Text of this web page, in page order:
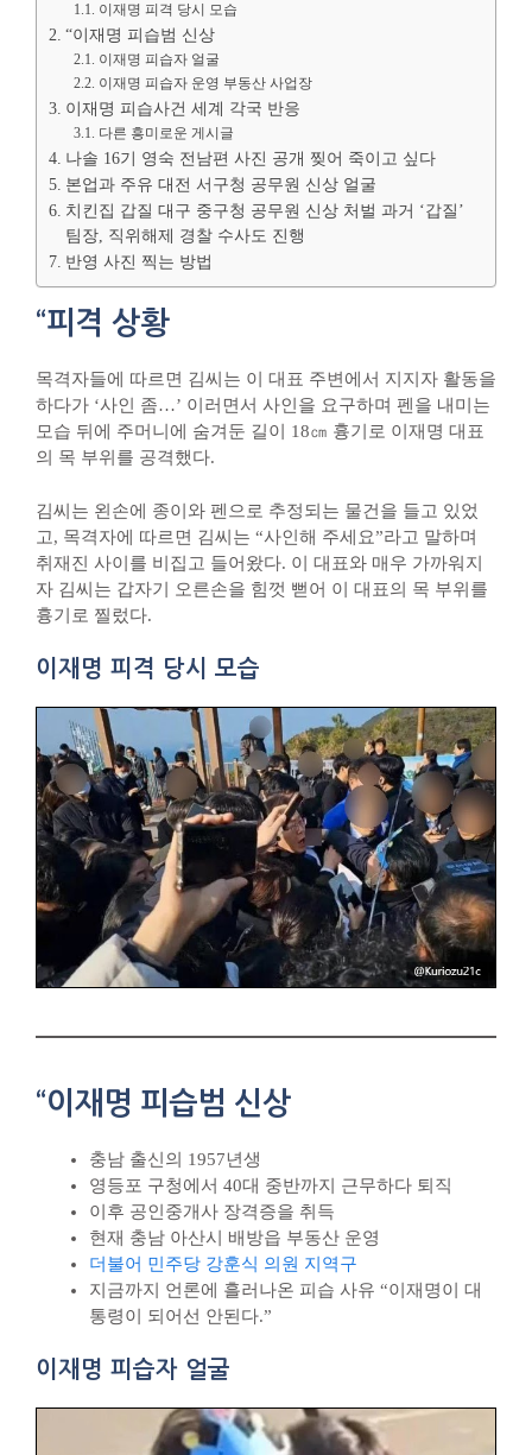
이재명 피격 당시 모습
“이재명 피습범 신상
이재명 피습자 얼굴
이재명 피습자 운영 부동산 사업장
이재명 피습사건 세계 각국 반응
다른 흥미로운 게시글
나솔 16기 영숙 전남편 사진 공개 찢어 죽이고 싶다
본업과 주유 대전 서구청 공무원 신상 얼굴
치킨집 갑질 대구 중구청 공무원 신상 처벌 과거 ‘갑질’
팀장, 직위해제 경찰 수사도 진행
반영 사진 찍는 방법
“피격 상황
목격자들에 따르면 김씨는 이 대표 주변에서 지지자 활동을
하다가 ‘사인 좀…’ 이러면서 사인을 요구하며 펜을 내미는
모습 뒤에 주머니에 숨겨둔 길이 18㎝ 흉기로 이재명 대표
의 목 부위를 공격했다.
김씨는 왼손에 종이와 펜으로 추정되는 물건을 들고 있었
고, 목격자에 따르면 김씨는 “사인해 주세요”라고 말하며
취재진 사이를 비집고 들어왔다. 이 대표와 매우 가까워지
자 김씨는 갑자기 오른손을 힘껏 뻗어 이 대표의 목 부위를
흉기로 찔렀다.
이재명 피격 당시 모습
“이재명 피습범 신상
충남 출신의 1957년생
영등포 구청에서 40대 중반까지 근무하다 퇴직
이후 공인중개사 장격증을 취득
현재 충남 아산시 배방읍 부동산 운영
더불어 민주당 강훈식 의원 지역구
지금까지 언론에 흘러나온 피습 사유 “이재명이 대
통령이 되어선 안된다.”
이재명 피습자 얼굴